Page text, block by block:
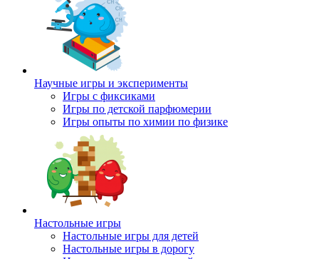
Научные игры и эксперименты
Игры с фиксиками
Игры по детской парфюмерии
Игры опыты по химии по физике
Настольные игры
Настольные игры для детей
Настольные игры в дорогу